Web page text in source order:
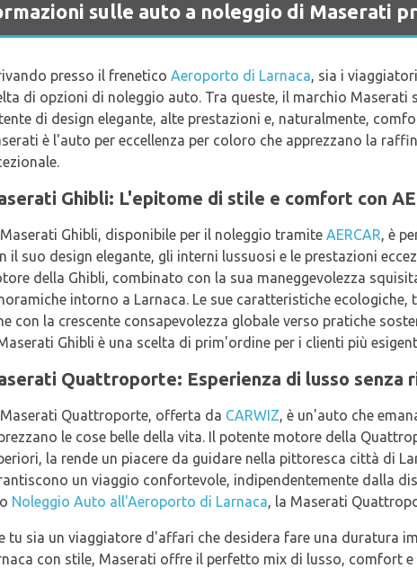
sulle auto a noleggio di Maserati
presso il frenetico Aeroporto di Larnaca, sia i
di opzioni di noleggio auto. Tra queste, il marchio
di design elegante, alte prestazioni e, naturalmente,
è l'auto per eccellenza per coloro che apprezzano la
Ghibli: L'epitome di stile e comfort con
Ghibli, disponibile per il noleggio tramite AERCAR, è
il suo design elegante, gli interni lussuosi e le prestazioni
della Ghibli, combinato con la sua maneggevolezza
intorno a Larnaca. Le sue caratteristiche
con la crescente consapevolezza globale verso pratiche
Ghibli è una scelta di prim'ordine per i clienti più
Quattroporte: Esperienza di lusso senza
Maserati Quattroporte, offerta da CARWIZ, è un'auto che
le cose belle della vita. Il potente motore della
la rende un piacere da guidare nella pittoresca città di
un viaggio confortevole, indipendentemente dalla
Noleggio Auto all'Aeroporto di Larnaca, la Maserati
tu sia un viaggiatore d'affari che desidera fare una duratura
con stile, Maserati offre il perfetto mix di lusso, comfort